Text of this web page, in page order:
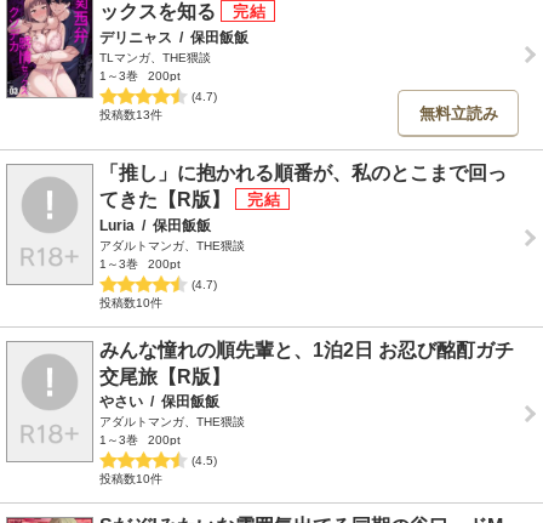
ックスを知る
デリニャス / 保田飯飯
TLマンガ、THE猥談
1～3巻
200pt
(4.7)
投稿数13件
無料立読み
「推し」に抱かれる順番が、私のとこまで回っ
てきた【R版】
Luria / 保田飯飯
アダルトマンガ、THE猥談
1～3巻
200pt
(4.7)
投稿数10件
みんな憧れの順先輩と、1泊2日 お忍び酩酊ガチ
交尾旅【R版】
やさい / 保田飯飯
アダルトマンガ、THE猥談
1～3巻
200pt
(4.5)
投稿数10件